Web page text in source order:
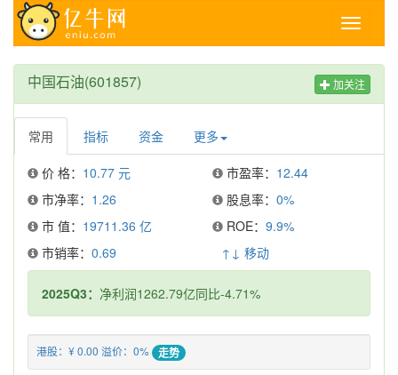
Toggle
中国石油(601857) 加关注
常用 指标 资金 更多
价 格： 10.77 元 市盈率： 12.44
市净率： 1.26 股息率： 0%
市 值： 19711.36 亿 ROE： 9.9%
市销率： 0.69 ↑↓ 移动
2025Q3： 净利润1262.79亿同比-4.71%
港股：¥ 0.00 溢价：0% 走势